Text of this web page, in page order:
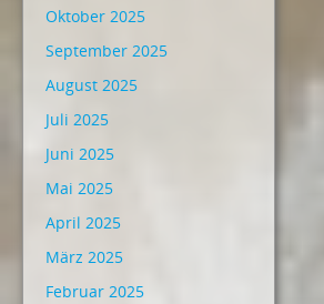
Oktober 2025
September 2025
August 2025
Juli 2025
Juni 2025
Mai 2025
April 2025
März 2025
Februar 2025